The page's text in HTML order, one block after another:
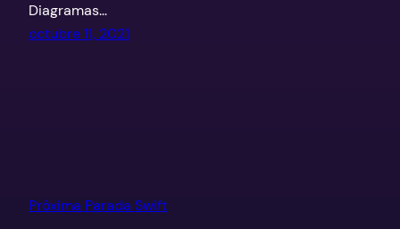
Diagramas…
octubre 11, 2021
Próxima Parada Swift